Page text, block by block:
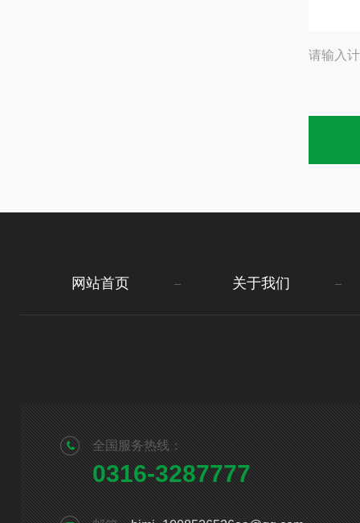
请输入
网站首页 关于我们
全国服务热线：
0316-3287777